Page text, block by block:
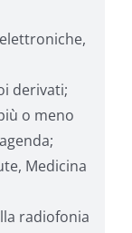
derivati;
o meno
Medicina
radiofonia